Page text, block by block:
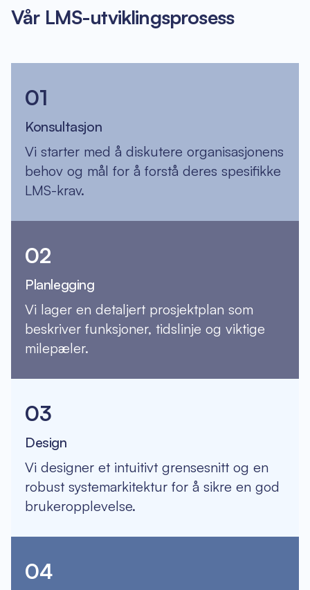
Vår LMS-utviklingsprosess
01
Konsultasjon
Vi starter med å diskutere organisasjonens
behov og mål for å forstå deres spesifikke
LMS-krav.
02
Planlegging
Vi lager en detaljert prosjektplan som
beskriver funksjoner, tidslinje og viktige
milepæler.
03
Design
Vi designer et intuitivt grensesnitt og en
robust systemarkitektur for å sikre en god
brukeropplevelse.
04